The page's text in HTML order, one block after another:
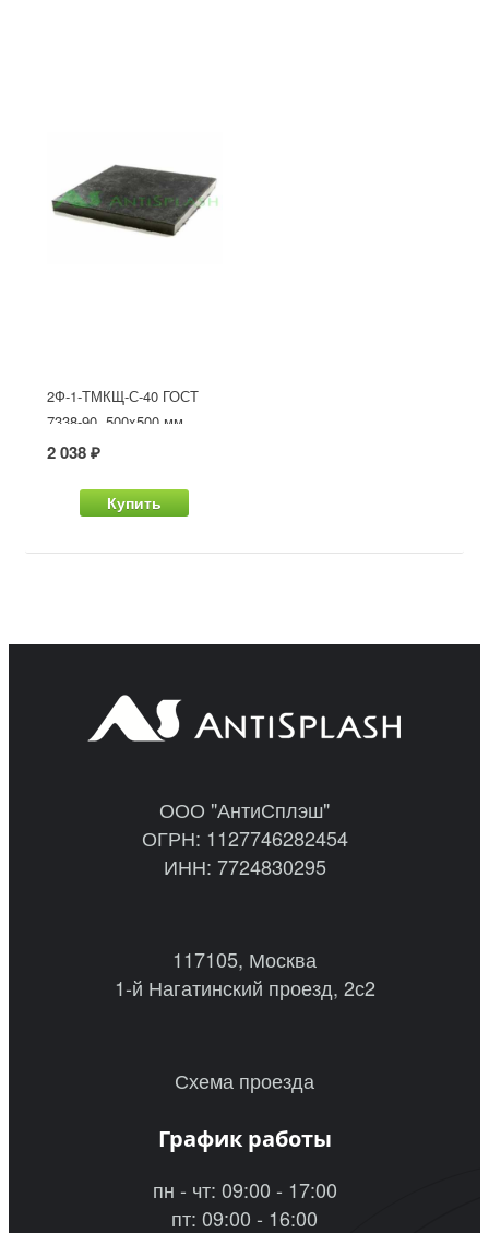
2Ф-1-ТМКЩ-С-40 ГОСТ
7338-90, 500x500 мм
2 038 ₽
Купить
ООО "АнтиСплэш"
ОГРН: 1127746282454
ИНН: 7724830295
117105, Москва
1-й Нагатинский проезд, 2с2
Схема проезда
График работы
пн - чт: 09:00 - 17:00
пт: 09:00 - 16:00